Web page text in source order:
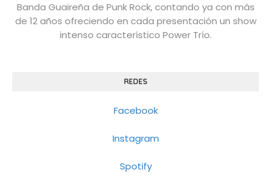
Banda Guaireña de Punk Rock, contando ya con más
de 12 años ofreciendo en cada presentación un show
intenso característico Power Trío.
REDES
Facebook
Instagram
Spotify